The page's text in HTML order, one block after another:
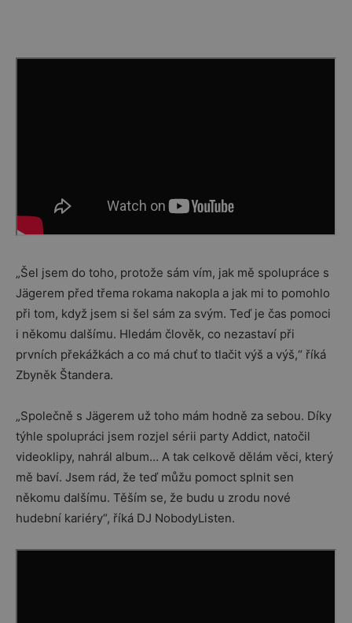
„Šel jsem do toho, protože sám vím, jak mě spolupráce s
Jägerem před třema rokama nakopla a jak mi to pomohlo
při tom, když jsem si šel sám za svým. Teď je čas pomoci
i někomu dalšímu. Hledám člověk, co nezastaví při
prvních překážkách a co má chuť to tlačit výš a výš,“ říká
Zbyněk Štandera.
„Společně s Jägerem už toho mám hodně za sebou. Díky
týhle spolupráci jsem rozjel sérii party Addict, natočil
videoklipy, nahrál album… A tak celkově dělám věci, který
mě baví. Jsem rád, že teď můžu pomoct splnit sen
někomu dalšímu. Těším se, že budu u zrodu nové
hudební kariéry“, říká DJ NobodyListen.